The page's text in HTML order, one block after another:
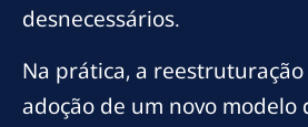
desnecessários.
Na prática, a
adoção de um novo modelo